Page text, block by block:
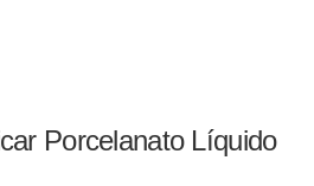
Porcelanato Líquido